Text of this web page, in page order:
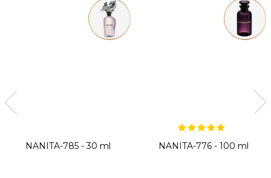
NANITA-785 - 30 ml NANITA-776 - 100 ml